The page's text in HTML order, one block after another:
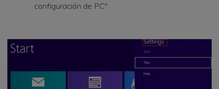
configuración de PC"